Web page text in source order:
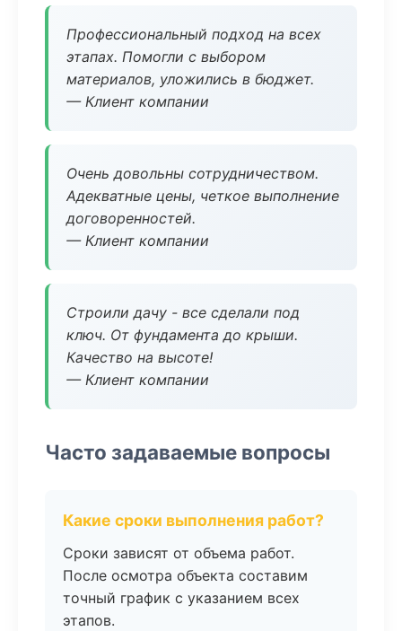
Профессиональный подход на всех
этапах. Помогли с выбором
материалов, уложились в бюджет.
— Клиент компании
Очень довольны сотрудничеством.
Адекватные цены, четкое выполнение
договоренностей.
— Клиент компании
Строили дачу - все сделали под
ключ. От фундамента до крыши.
Качество на высоте!
— Клиент компании
Часто задаваемые вопросы
Какие сроки выполнения работ?
Сроки зависят от объема работ.
После осмотра объекта составим
точный график с указанием всех
этапов.